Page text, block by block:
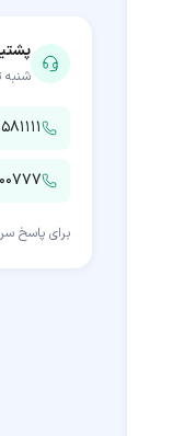
شنبه تا
۰۲۱ -
۰۲۱ -
برای پاسخ